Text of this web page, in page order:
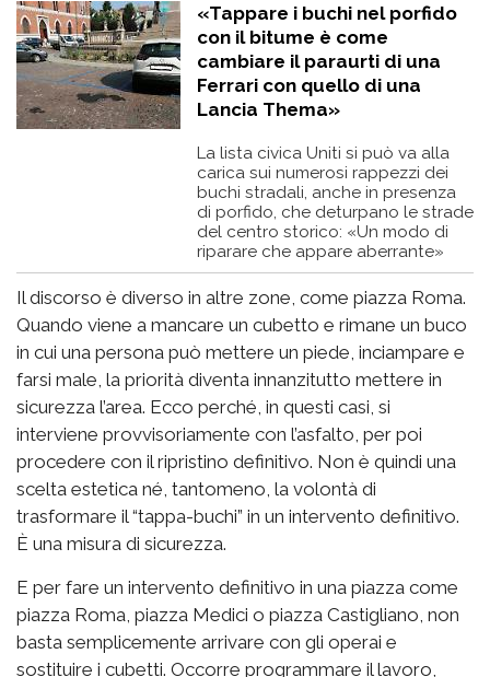
«Tappare i buchi nel porfido
con il bitume è come
cambiare il paraurti di una
Ferrari con quello di una
Lancia Thema»
La lista civica Uniti si può va alla
carica sui numerosi rappezzi dei
buchi stradali, anche in presenza
di porfido, che deturpano le strade
del centro storico: «Un modo di
riparare che appare aberrante»
Il discorso è diverso in altre zone, come piazza Roma.
Quando viene a mancare un cubetto e rimane un buco
in cui una persona può mettere un piede, inciampare e
farsi male, la priorità diventa innanzitutto mettere in
sicurezza l’area. Ecco perché, in questi casi, si
interviene provvisoriamente con l’asfalto, per poi
procedere con il ripristino definitivo. Non è quindi una
scelta estetica né, tantomeno, la volontà di
trasformare il “tappa-buchi” in un intervento definitivo.
È una misura di sicurezza.
E per fare un intervento definitivo in una piazza come
piazza Roma, piazza Medici o piazza Castigliano, non
basta semplicemente arrivare con gli operai e
sostituire i cubetti. Occorre programmare il lavoro,